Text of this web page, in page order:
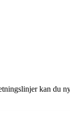
kan du